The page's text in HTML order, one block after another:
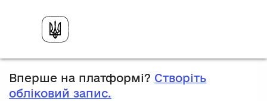
Вперше на платформі? Створіть
обліковий запис.